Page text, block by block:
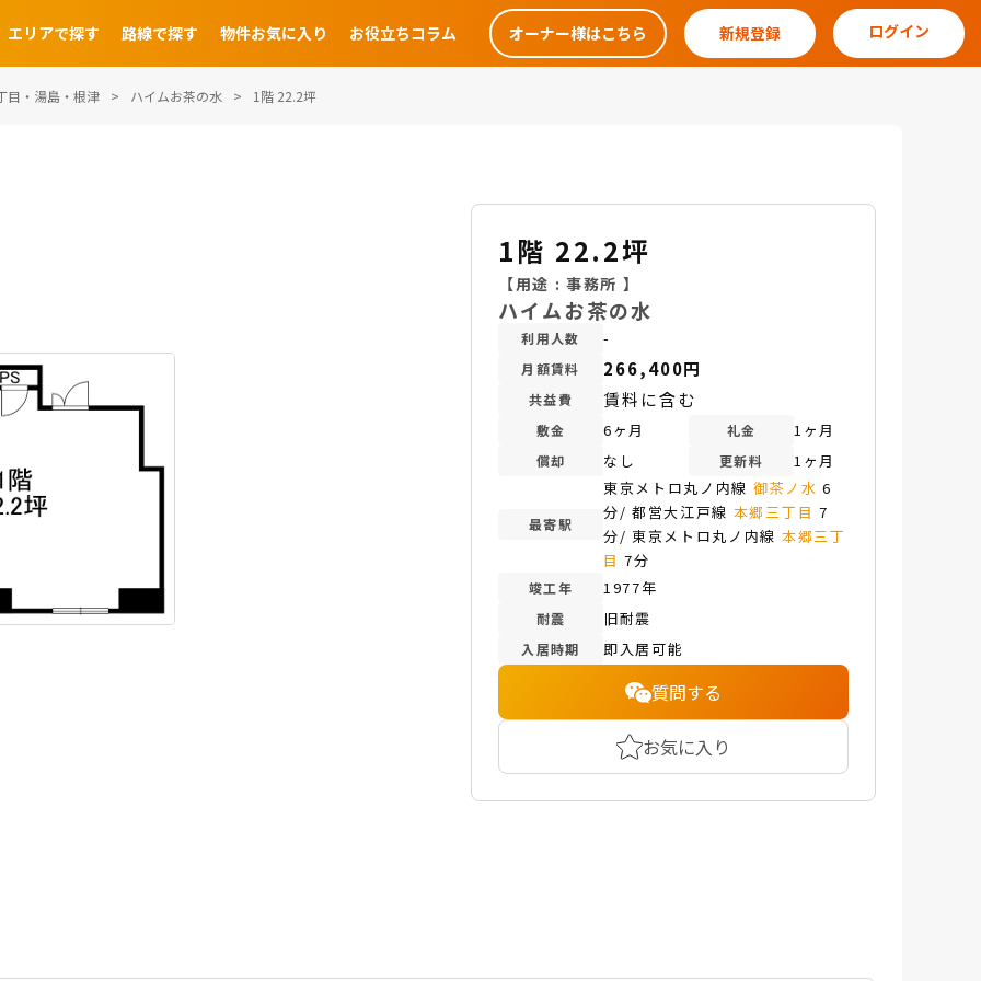
エリアで探す 路線で探す 物件お気に入り お役立ちコラム オーナー様はこちら 新規登録 ログイン
目・湯島・根津 ハイムお茶の水 1階 22.2坪
1階 22.2坪
【用途 :事務所 】
ハイムお茶の水
利用人数 -
月額賃料 266,400円
共益費 賃料に含む
敷金 6ヶ月 礼金 1ヶ月
償却 なし 更新料 1ヶ月
最寄駅
東京メトロ丸ノ内線 御茶ノ水 6
分/ 都営大江戸線 本郷三丁目 7
分/ 東京メトロ丸ノ内線 本郷三丁
目 7分
竣工年 1977年
耐震 旧耐震
入居時期 即入居可能
質問する
お気に入り